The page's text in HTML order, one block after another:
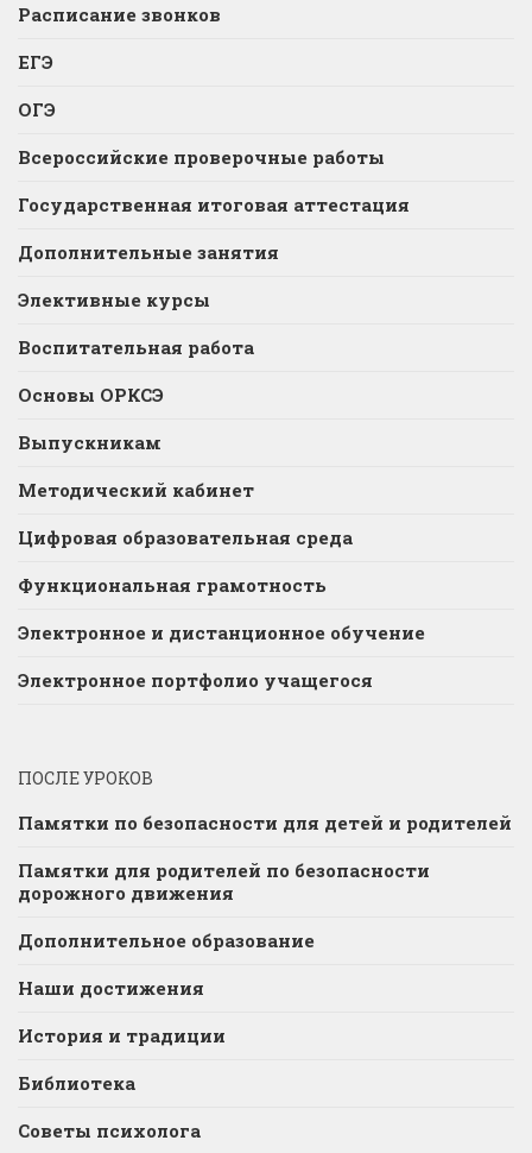
Расписание звонков
ЕГЭ
ОГЭ
Всероссийские проверочные работы
Государственная итоговая аттестация
Дополнительные занятия
Элективные курсы
Воспитательная работа
Основы ОРКСЭ
Выпускникам
Методический кабинет
Цифровая образовательная среда
Функциональная грамотность
Электронное и дистанционное обучение
Электронное портфолио учащегося
ПОСЛЕ УРОКОВ
Памятки по безопасности для детей и родителей
Памятки для родителей по безопасности
дорожного движения
Дополнительное образование
Наши достижения
История и традиции
Библиотека
Советы психолога